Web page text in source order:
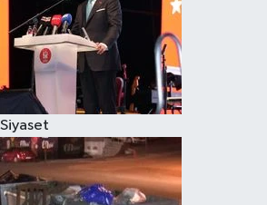
Siyaset